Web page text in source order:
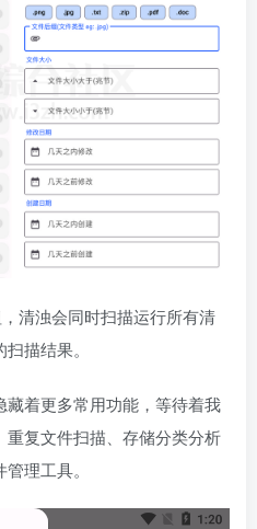
清浊会同时扫描运行所有清
描结果。
着更多常用功能，等待着我
复文件扫描、存储分类分析
理工具。